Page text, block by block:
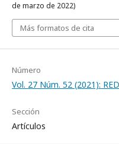
de marzo de 2022)
Más formatos de cita
Número
Vol. 27 Núm. 52 (2021):
Sección
Artículos